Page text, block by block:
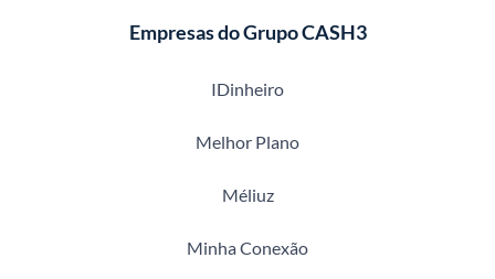
Empresas do Grupo CASH3
IDinheiro
Melhor Plano
Méliuz
Minha Conexão